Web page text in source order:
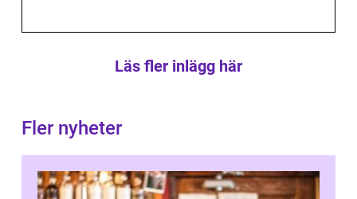
Läs fler inlägg här
Fler nyheter